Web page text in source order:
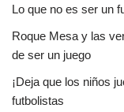
Lo que no es ser un
Roque Mesa y las
de ser un juego
¡Deja que los niños
futbolistas